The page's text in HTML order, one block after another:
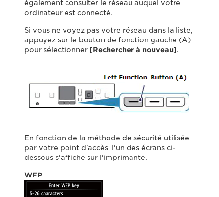
également consulter le réseau auquel votre
ordinateur est connecté.
Si vous ne voyez pas votre réseau dans la liste,
appuyez sur le bouton de fonction gauche (A)
pour sélectionner [Rechercher à nouveau].
En fonction de la méthode de sécurité utilisée
par votre point d'accès, l'un des écrans ci-
dessous s'affiche sur l'imprimante.
WEP